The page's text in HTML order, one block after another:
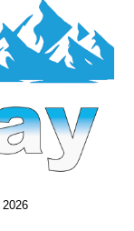
2026